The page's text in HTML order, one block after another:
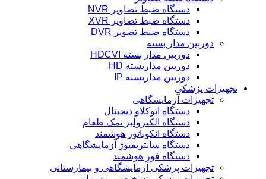
دستگاه ضبط تصاویر NVR
دستگاه ضبط تصاویر XVR
دستگاه ضبط تصویر DVR
دوربین مدار بسته
دوربین مدار بسته HDCVI
دوربین مداربسته HD
دوربین مداربسته IP
تجهیزات پزشکی
تجهیزات آزمایشگاهی
دستگاه اتوکلاو دیجیتال
دستگاه الکترولیز نمک طعام
دستگاه انکوباتور هوشمند
دستگاه سانتریفیوژ آزمایشگاهی
دستگاه فور هوشمند
تجهیزات پزشکی آزمایشگاهی و بیمارستانی